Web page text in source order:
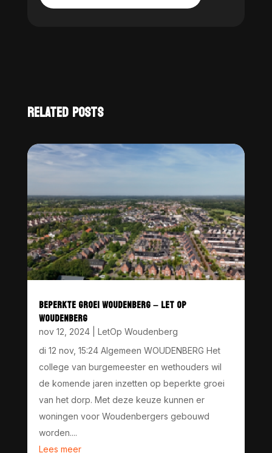
RELATED POSTS
BEPERKTE GROEI WOUDENBERG – LET OP
WOUDENBERG
nov 12, 2024| LetOp Woudenberg
di 12 nov, 15:24 Algemeen WOUDENBERG Het
college van burgemeester en wethouders wil
de komende jaren inzetten op beperkte groei
van het dorp. Met deze keuze kunnen er
woningen voor Woudenbergers gebouwd
worden....
Lees meer